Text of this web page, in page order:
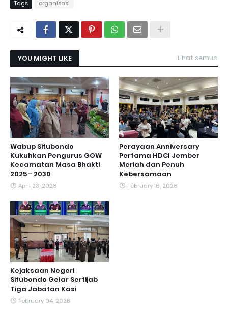
Tags organisasi
YOU MIGHT LIKE Lihat semua
Wabup Situbondo
Kukuhkan Pengurus GOW
Kecamatan Masa Bhakti
2025 - 2030
April 23, 2026
Perayaan Anniversary
Pertama HDCI Jember
Meriah dan Penuh
Kebersamaan
February 16, 2026
Kejaksaan Negeri
Situbondo Gelar Sertijab
Tiga Jabatan Kasi
February 04, 2026